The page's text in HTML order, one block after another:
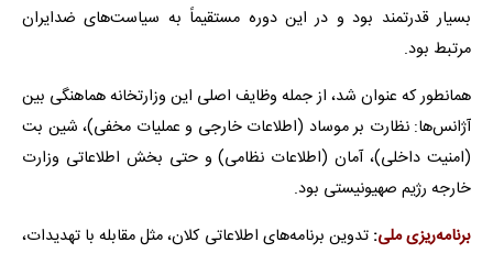
بسیار قدرتمند بود و در این دوره مستقیماً به سیاست‌های ضدایران
مرتبط بود.
همانطور که عنوان شد، از جمله وظایف اصلی این وزارتخانه هماهنگی بین
آژانس‌ها: نظارت بر موساد (اطلاعات خارجی و عملیات مخفی)، شین بت
(امنیت داخلی)، آمان (اطلاعات نظامی) و حتی بخش اطلاعاتی وزارت
خارجه رژیم صهیونیستی بود.
برنامه‌ریزی ملی: تدوین برنامه‌های اطلاعاتی کلان، مثل مقابله با تهدیدات،